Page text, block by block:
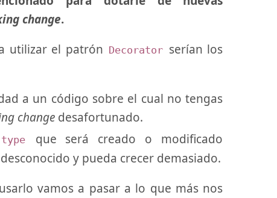
change.
utilizar el patrón Decorator serían los
a un código sobre el cual no tengas
changedesafortunado.
type
que será creado o modificado
y pueda crecer demasiado.
vamos a pasar a lo que más nos